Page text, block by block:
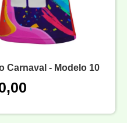
Carnaval - Modelo 10